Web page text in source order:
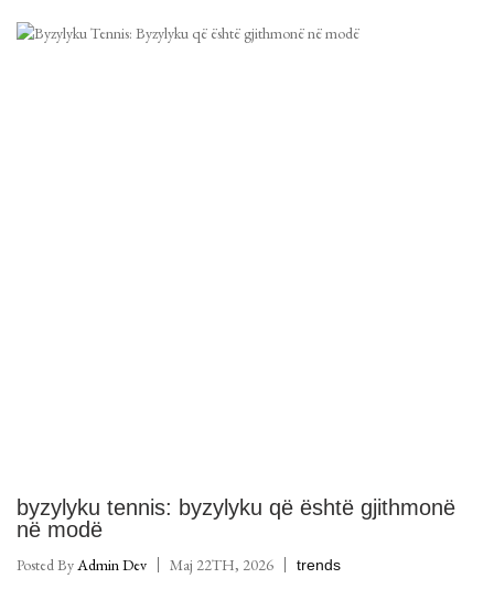
byzylyku tennis: byzylyku që është gjithmonë
në modë
Posted ByAdmin Dev Maj 22TH, 2026 trends